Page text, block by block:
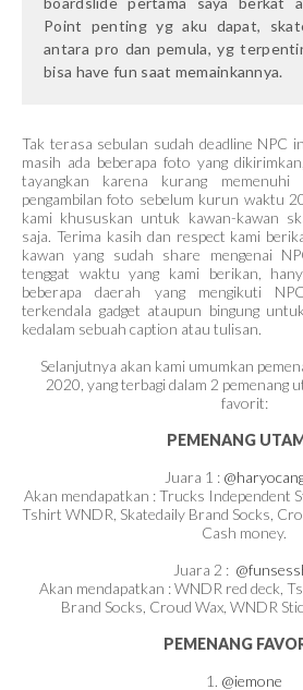
Point penting yg aku dapat,
antara pro dan pemula, yg
bisa have fun saat memainkannya.
Tak terasa sebulan sudah deadline NPC
masih ada beberapa foto yang
tayangkan karena kurang
pengambilan foto sebelum kurun waktu
kami khususkan untuk kawan-kawan
saja. Terima kasih dan respect kami
kawan yang sudah share mengenai
tenggat waktu yang kami berikan,
beberapa daerah yang mengikuti
terkendala gadget ataupun bingung
kedalam sebuah caption atau tulisan.
Selanjutnya akan kami umumkan
2020, yang terbagi dalam 2 pemenang
favorit:
PEMENANG
Juara 1 :
Akan mendapatkan : Trucks Independent
Tshirt WNDR, Skatedaily Brand Socks,
Cash money.
Juara 2 :
Akan mendapatkan : WNDR red deck,
Brand Socks, Croud Wax, WNDR
PEMENANG
1. @iemone